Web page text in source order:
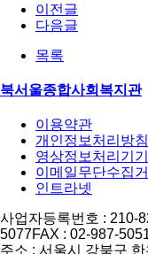
이전글
다음글
목록
북서울종합사회복지관
이용약관
개인정보처리방침
영상정보처리기기
이메일무단수집
인트라넷
사업자등록번호 : 210-
5077FAX : 02-987-
주소 : 서울시 강북구